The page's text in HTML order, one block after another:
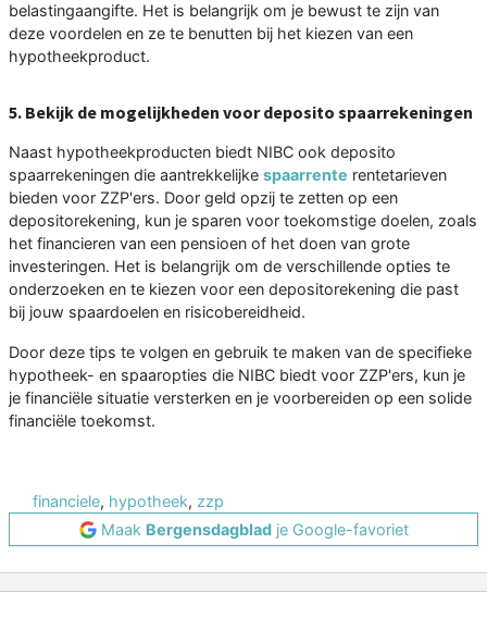
belastingaangifte. Het is belangrijk om je bewust te zijn van
deze voordelen en ze te benutten bij het kiezen van een
hypotheekproduct.
5. Bekijk de mogelijkheden voor deposito spaarrekeningen
Naast hypotheekproducten biedt NIBC ook deposito
spaarrekeningen die aantrekkelijke spaarrente rentetarieven
bieden voor ZZP'ers. Door geld opzij te zetten op een
depositorekening, kun je sparen voor toekomstige doelen, zoals
het financieren van een pensioen of het doen van grote
investeringen. Het is belangrijk om de verschillende opties te
onderzoeken en te kiezen voor een depositorekening die past
bij jouw spaardoelen en risicobereidheid.
Door deze tips te volgen en gebruik te maken van de specifieke
hypotheek- en spaaropties die NIBC biedt voor ZZP'ers, kun je
je financiële situatie versterken en je voorbereiden op een solide
financiële toekomst.
financiele, hypotheek, zzp
Maak Bergensdagbladje Google-favoriet